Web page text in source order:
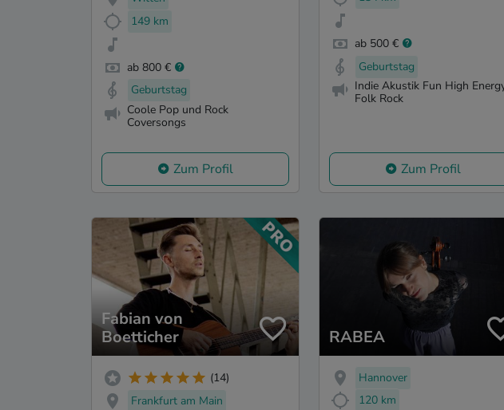
149 km
ab 800 €
Geburtstag
Coole Pop und Rock
Coversongs
Zum Profil
ab 500 €
Geburtstag
Indie Akustik Fun High
Folk Rock
Zum Profil
Fabian von
Boetticher
(14)
Frankfurt am Main
RABEA
Hannover
120 km